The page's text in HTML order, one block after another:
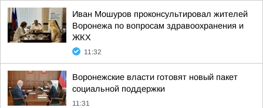
Иван Мошуров проконсультировал жителей
Воронежа по вопросам здравоохранения и
ЖКХ
11:32
Воронежские власти готовят новый пакет
социальной поддержки
11:31